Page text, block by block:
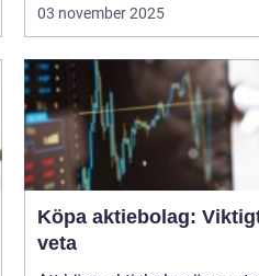
03 november 2025
Köpa aktiebolag:
veta